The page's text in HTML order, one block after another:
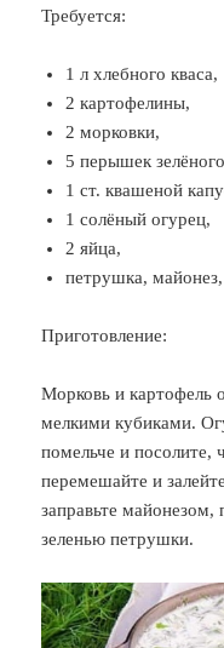
Требуется:
1 л хлебного кваса,
2 картофелины,
2 морковки,
5 перышек
1 ст. квашеной
1 солёный огурец,
2 яйца,
петрушка, майонез,
Приготовление:
Морковь и картофель
мелкими кубиками.
помельче и посолите,
перемешайте и
заправьте
зеленью петрушки.